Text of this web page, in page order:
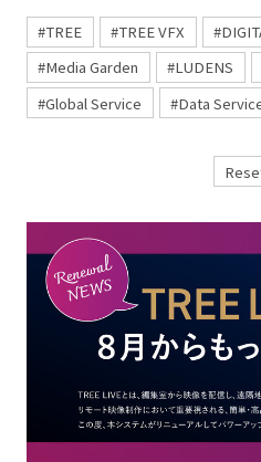
#TREE #TREE VFX
#Media Garden
#LUDENS
#Global Service
#Data